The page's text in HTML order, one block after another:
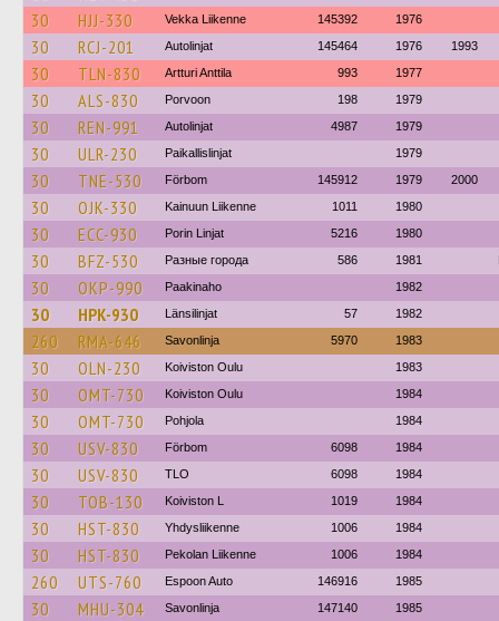
30 HJJ-330 Vekka Liikenne 145392 1976
30 RCJ-201 Autolinjat 145464 1976 1993
30 TLN-830 Artturi Anttila 993 1977
30 ALS-830 Porvoon 198 1979
30 REN-991 Autolinjat 4987 1979
30 ULR-230 Paikallislinjat 1979
30 TNE-530 Förbom 145912 1979 2000
30 OJK-330 Kainuun Liikenne 1011 1980
30 ECC-930 Porin Linjat 5216 1980
30 BFZ-530 Разные города 586 1981
30 OKP-990 Paakinaho 1982
30 HPK-930 Länsilinjat 57 1982
260 RMA-646 Savonlinja 5970 1983
30 OLN-230 Koiviston Oulu 1983
30 OMT-730 Koiviston Oulu 1984
30 OMT-730 Pohjola 1984
30 USV-830 Förbom 6098 1984
30 USV-830 TLO 6098 1984
30 TOB-130 Koiviston L 1019 1984
30 HST-830 Yhdysliikenne 1006 1984
30 HST-830 Pekolan Liikenne 1006 1984
260 UTS-760 Espoon Auto 146916 1985
30 MHU-304 Savonlinja 147140 1985